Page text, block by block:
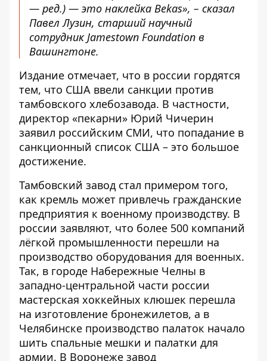
— ред.) — это наклейка Bekas», – сказал
Павел Лузин, старший научный
сотрудник Jamestown Foundation в
Вашингтоне.
Издание отмечает, что в россии гордятся
тем, что США ввели санкции против
тамбовского хлебозавода. В частности,
директор «пекарни» Юрий Чичерин
заявил российским СМИ, что попадание в
санкционный список США – это большое
достижение.
Тамбовский завод стал примером того,
как кремль может привлечь гражданские
предприятия к военному производству. В
россии заявляют, что более 500 компаний
лёгкой промышленности перешли на
производство оборудования для военных.
Так, в городе Набережные Челны в
западно-центральной части россии
мастерская хоккейных клюшек перешла
на изготовление бронежилетов, а в
Челябинске производство палаток начало
шить спальные мешки и палатки для
армии. В Воронеже завод